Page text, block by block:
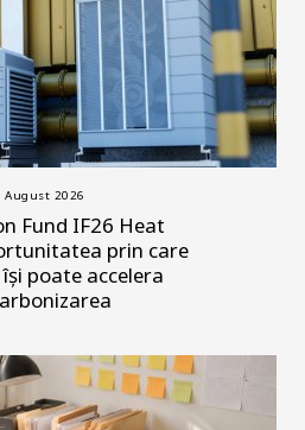
August 2026
Fund IF26 Heat
prin care
poate accelera